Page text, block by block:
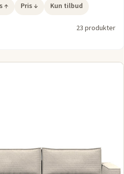
↑ Pris ↓ Kun tilbud
23 produkter